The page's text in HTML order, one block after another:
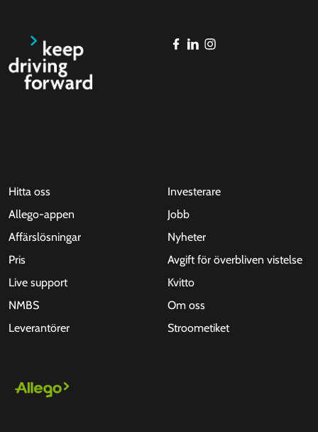
Hitta oss
Allego-appen
Affärslösningar
Pris
Live support
NMBS
Leverantörer
Investerare
Jobb
Nyheter
Avgift för överbliven vistelse
Kvitto
Om oss
Stroometiket